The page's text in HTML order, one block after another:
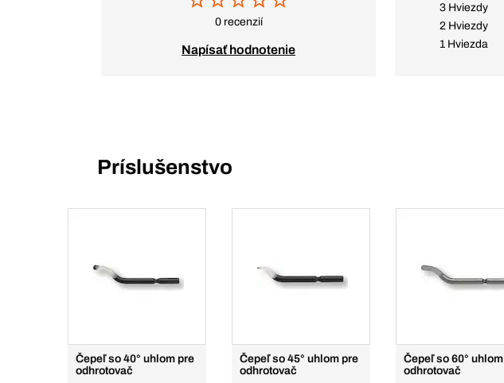
0 recenzií
Napísať hodnotenie
3 Hviezdy
2 Hviezdy
1 Hviezda
Príslušenstvo
Čepeľ so 40° uhlom pre
odhrotovač
Čepeľ so 45° uhlom pre
odhrotovač
Čepeľ so 60°
odhrotovač